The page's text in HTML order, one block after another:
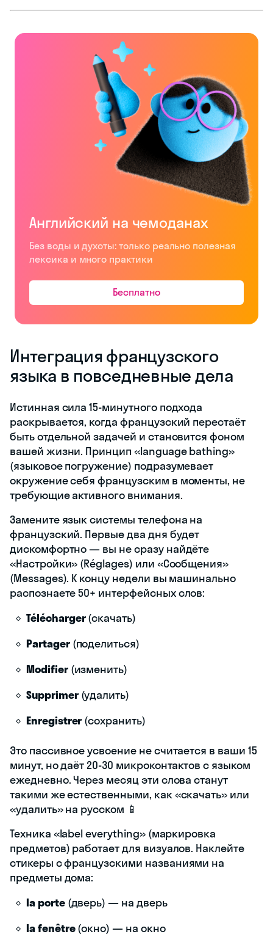
Английский на чемоданах
Без воды и духоты: только реально полезная
лексика и много практики
Бесплатно
Интеграция французского
языка в повседневные дела
Истинная сила 15-минутного подхода
раскрывается, когда французский перестаёт
быть отдельной задачей и становится фоном
вашей жизни. Принцип «language bathing»
(языковое погружение) подразумевает
окружение себя французским в моменты, не
требующие активного внимания.
Замените язык системы телефона на
французский. Первые два дня будет
дискомфортно — вы не сразу найдёте
«Настройки» (Réglages) или «Сообщения»
(Messages). К концу недели вы машинально
распознаете 50+ интерфейсных слов:
Télécharger(скачать)
Partager(поделиться)
Modifier(изменить)
Supprimer(удалить)
Enregistrer (сохранить)
Это пассивное усвоение не считается в ваши 15
минут, но даёт 20-30 микроконтактов с языком
ежедневно. Через месяц эти слова станут
такими же естественными, как «скачать» или
«удалить» на русском 📱
Техника «label everything» (маркировка
предметов) работает для визуалов. Наклейте
стикеры с французскими названиями на
предметы дома:
la porte(дверь) — на дверь
la fenêtre(окно) — на окно